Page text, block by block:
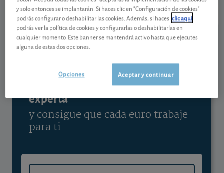
Ver detalladamente
Contenido reservado a SOCIOS
Gestiona tu dinero con visión
experta
y consigue que cada euro trabaje
para ti
y solo entonces se implantarán. Si haces clic en "Configuración de cookies"
podrás configurar o deshabilitar las cookies. Además, si haces clic aquí
podrás ver la política de cookies y configurarlas o deshabilitarlas en
cualquier momento. Este banner se mantendrá activo hasta que ejecutes
alguna de estas dos opciones.
Aceptar y continuar
Opciones